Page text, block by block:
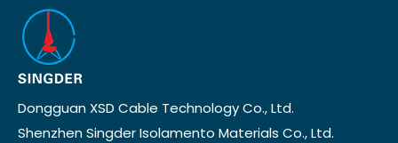
Dongguan XSD Cable Technology Co., Ltd.
Shenzhen Singder Isolamento Materials Co., Ltd.